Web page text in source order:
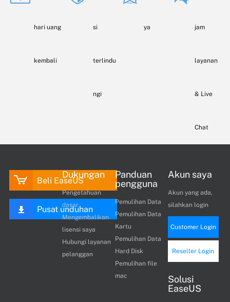
hari uang
kembali
si
terlindu
ngi
ya jam
layanan
& Live
Chat
Beli EaseUS
Pusat unduhan
Dukungan
Pengetahuan
dasar
Mengembalikan
lisensi saya
Hubungi layanan
pelanggan
Panduan
pengguna
Pemulihan Data
Pemulihan Data
Kartu
Pemulihan Data
Hard Disk
Pemulihan file
mac
Akun saya
Akun yang ada,
silahkan login
Customer Login
Reseller Login
Solusi
EaseUS